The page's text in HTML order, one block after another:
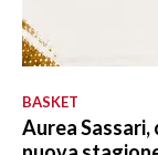
BASKET
Aurea Sassari,